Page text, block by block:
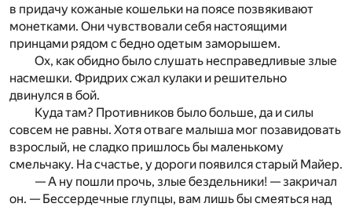
в придачу кожаные кошельки на поясе позвякивают
монетками. Они чувствовали себя настоящими
принцами рядом с бедно одетым заморышем.
Ох, как обидно было слушать несправедливые злые
насмешки. Фридрих сжал кулаки и решительно
двинулся в бой.
Куда там? Противников было больше, да и силы
совсем не равны. Хотя отваге малыша мог позавидовать
взрослый, не сладко пришлось бы маленькому
смельчаку. На счастье, у дороги появился старый Майер.
— А ну пошли прочь, злые бездельники! — закричал
он. — Бессердечные глупцы, вам лишь бы смеяться над